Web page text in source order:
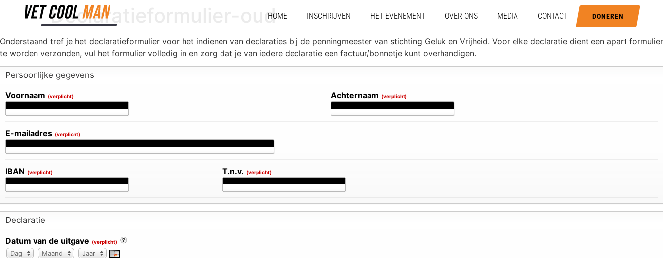
HOME INSCHRIJVEN HET EVENEMENT OVER ONS MEDIA CONTACT DONEREN
Declaratieformulier-oud
Onderstaand tref je het declaratieformulier voor het indienen van declaraties bij de penningmeester van stichting Geluk en Vrijheid. Voor elke declaratie dient een apart formulier
te worden verzonden, vul het formulier volledig in en zorg dat je van iedere declaratie een factuur/bonnetje kunt overhandigen.
Persoonlijke gegevens
Voornaam (verplicht) Achternaam (verplicht)
E-mailadres (verplicht)
IBAN (verplicht) T.n.v. (verplicht)
Declaratie
Datum van de uitgave (verplicht)
Dag
Dag Maand
Maand Jaar
Jaar